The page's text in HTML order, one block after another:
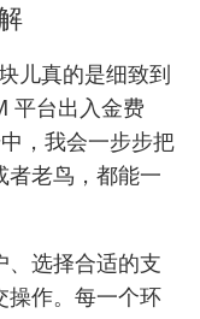
儿真的是细致到
平台出入金费
，我会一步步把
者老鸟，都能一
、选择合适的支
操作。每一个环